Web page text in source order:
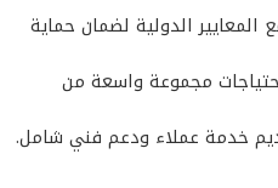
الدولية لضمان حماية
مجموعة واسعة من
خدمة عملاء ودعم فني شامل.